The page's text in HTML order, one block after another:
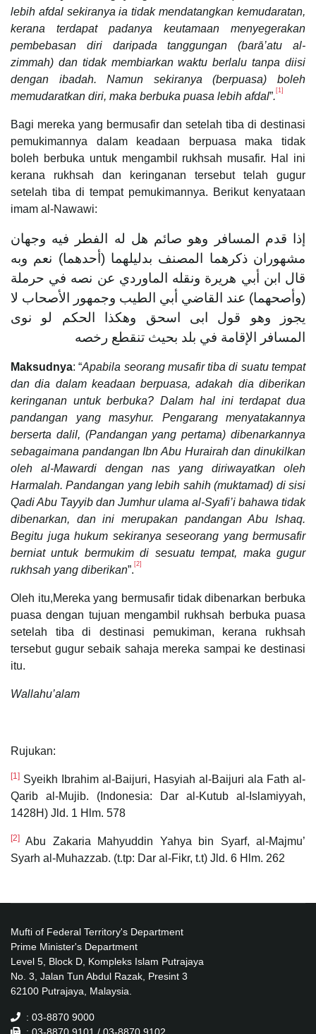
lebih afdal sekiranya ia tidak mendatangkan kemudaratan,
kerana terdapat padanya keutamaan menyegerakan
pembebasan diri daripada tanggungan (barā’atu al-
zimmah) dan tidak membiarkan waktu berlalu tanpa diisi
dengan ibadah. Namun sekiranya (berpuasa) boleh
memudaratkan diri, maka berbuka puasa lebih afdal”. [1]
Bagi mereka yang bermusafir dan setelah tiba di destinasi
pemukimannya dalam keadaan berpuasa maka tidak
boleh berbuka untuk mengambil rukhsah musafir. Hal ini
kerana rukhsah dan keringanan tersebut telah gugur
setelah tiba di tempat pemukimannya. Berikut kenyataan
imam al-Nawawi:
إذا قدم المسافر وهو صائم هل له الفطر فيه وجهان
مشهوران ذكرهما المصنف بدليلهما (أحدهما) نعم وبه
قال ابن أبي هريرة ونقله الماوردي عن نصه في حرملة
(وأصحهما) عند القاضي أبي الطيب وجمهور الأصحاب لا
يجوز وهو قول ابى اسحق وهكذا الحكم لو نوى
المسافر الإقامة في بلد بحيث تنقطع رخصه
Maksudnya: “Apabila seorang musafir tiba di suatu tempat
dan dia dalam keadaan berpuasa, adakah dia diberikan
keringanan untuk berbuka? Dalam hal ini terdapat dua
pandangan yang masyhur. Pengarang menyatakannya
berserta dalil, (Pandangan yang pertama) dibenarkannya
sebagaimana pandangan Ibn Abu Hurairah dan dinukilkan
oleh al-Mawardi dengan nas yang diriwayatkan oleh
Harmalah. Pandangan yang lebih sahih (muktamad) di sisi
Qadi Abu Tayyib dan Jumhur ulama al-Syafi’i bahawa tidak
dibenarkan, dan ini merupakan pandangan Abu Ishaq.
Begitu juga hukum sekiranya seseorang yang bermusafir
berniat untuk bermukim di sesuatu tempat, maka gugur
rukhsah yang diberikan”. [2]
Oleh itu,Mereka yang bermusafir tidak dibenarkan berbuka
puasa dengan tujuan mengambil rukhsah berbuka puasa
setelah tiba di destinasi pemukiman, kerana rukhsah
tersebut gugur sebaik sahaja mereka sampai ke destinasi
itu.
Wallahu’alam
Rujukan:
[1] Syeikh Ibrahim al-Baijuri, Hasyiah al-Baijuri ala Fath al-
Qarib al-Mujib. (Indonesia: Dar al-Kutub al-Islamiyyah,
1428H) Jld. 1 Hlm. 578
[2] Abu Zakaria Mahyuddin Yahya bin Syarf, al-Majmu’
Syarh al-Muhazzab. (t.tp: Dar al-Fikr, t.t) Jld. 6 Hlm. 262
Mufti of Federal Territory's Department
Prime Minister's Department
Level 5, Block D, Kompleks Islam Putrajaya
No. 3, Jalan Tun Abdul Razak, Presint 3
62100 Putrajaya, Malaysia.
: 03-8870 9000
: 03-8870 9101 / 03-8870 9102